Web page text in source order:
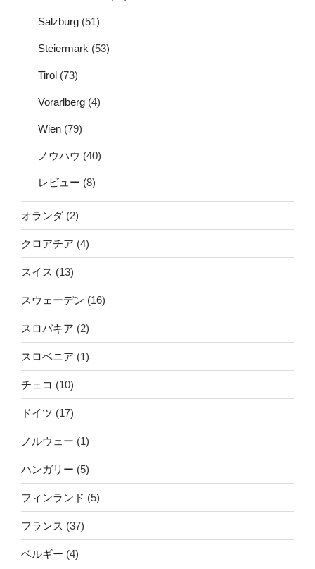
Salzburg (51)
Steiermark (53)
Tirol (73)
Vorarlberg (4)
Wien (79)
ノウハウ (40)
レビュー (8)
オランダ (2)
クロアチア (4)
スイス (13)
スウェーデン (16)
スロバキア (2)
スロベニア (1)
チェコ (10)
ドイツ (17)
ノルウェー (1)
ハンガリー (5)
フィンランド (5)
フランス (37)
ベルギー (4)